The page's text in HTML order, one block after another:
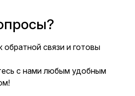
связи и готовы
с нами любым удобным